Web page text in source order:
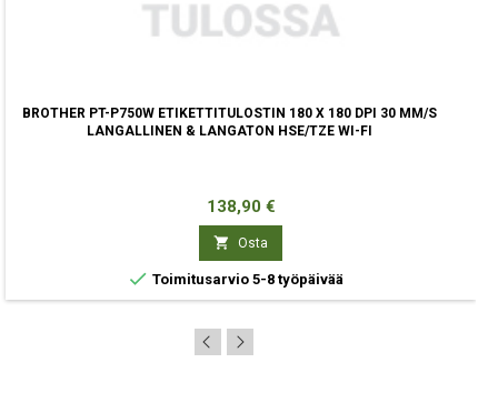
BROTHER PT-P750W ETIKETTITULOSTIN 180 X 180 DPI 30 MM/S
LANGALLINEN & LANGATON HSE/TZE WI-FI
Hinta
138,90 €
 Osta
 Toimitusarvio 5-8 työpäivää